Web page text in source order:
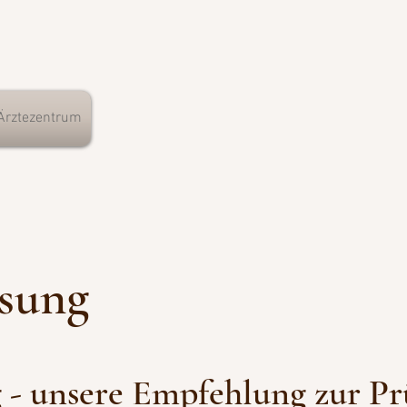
- unsere Empfehlung zur